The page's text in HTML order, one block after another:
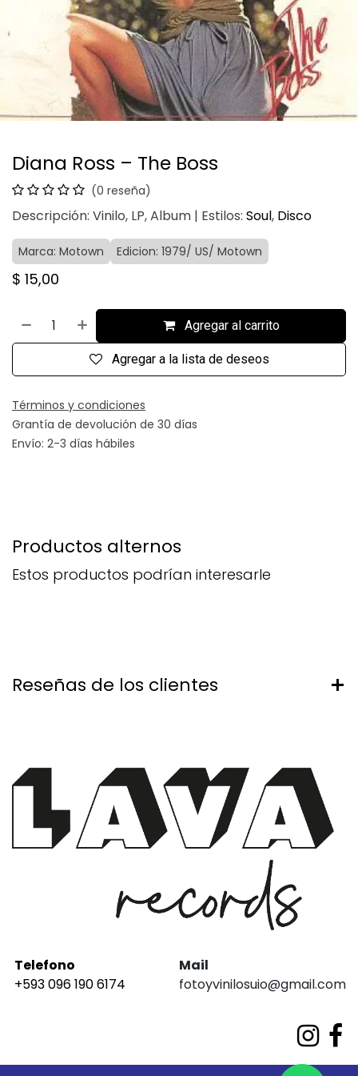
Diana Ross – The Boss
(0 reseña)
Descripción: Vinilo, LP, Album | Estilos: Soul, Disco
Marca: Motown Edicion: 1979/ US/ Motown
$ 15,00
Agregar al carrito
Agregar a la lista de deseos
Términos y condiciones
Grantía de devolución de 30 días
Envío: 2-3 días hábiles
Productos alternos
Estos productos podrían interesarle
Reseñas de los clientes
Telefono
+593 096 190 6174
Mail
fotoyvinilosuio@gmail.com